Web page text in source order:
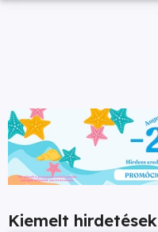
Kiemelt hirdetések